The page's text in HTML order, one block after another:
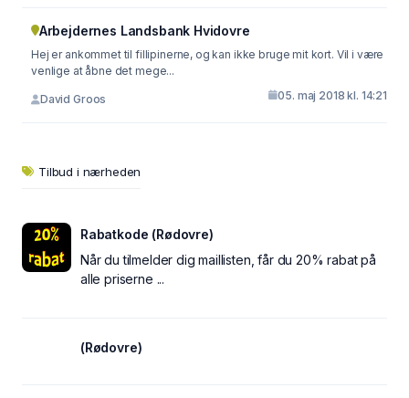
Arbejdernes Landsbank Hvidovre
Hej er ankommet til fillipinerne, og kan ikke bruge mit kort. Vil i være
venlige at åbne det mege...
David Groos 05. maj 2018 kl. 14:21
Tilbud i nærheden
Rabatkode (Rødovre)
Når du tilmelder dig maillisten, får du 20% rabat på
alle priserne ...
(Rødovre)